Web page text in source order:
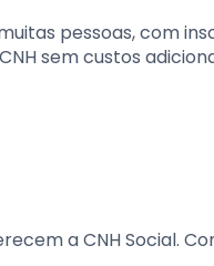
pessoas, com
sem custos
a CNH Social.